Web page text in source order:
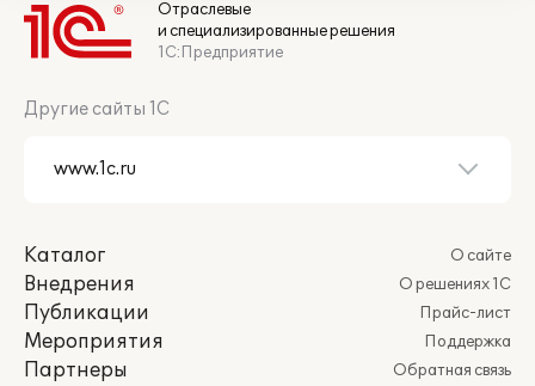
Отраслевые
и специализированные решения
1С:Предприятие
Другие сайты 1С
Каталог
Внедрения
Публикации
Мероприятия
Партнеры
О сайте
О решениях 1С
Прайс-лист
Поддержка
Обратная связь